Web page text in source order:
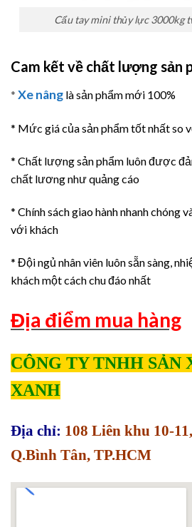
Cẩu tay mini thủy lực 3000kg
Cam kết về chất lượng sản
* Xe nâng là sản phẩm mới 100%
* Mức giá của sản phẩm tốt nhất so
* Chất lượng sản phẩm luôn được
chất lương như quảng cáo
* Chính sách giao hành nhanh chóng
với khách
* Đội ngủ nhân viên luôn sẵn sàng,
khách một cách chu đáo nhất
Địa điểm mua hàng
CÔNG TY TNHH SẢN
XANH
Địa chỉ: 108 Liên khu 10-
Q.Bình Tân, TP.HCM